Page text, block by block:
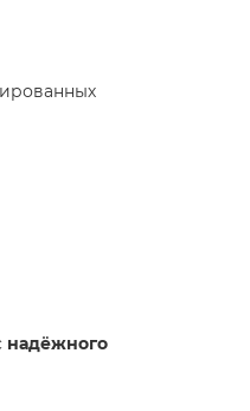
надёжного